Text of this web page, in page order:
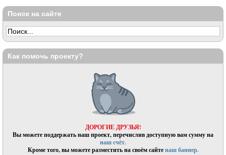
Поиск на сайте
Как помочь проекту?
ДОРОГИЕ ДРУЗЬЯ!
Вы можете поддержать наш проект, перечислив доступную вам сумму на
наш счёт.
Кроме того, вы можете разместить на своём сайтенаш баннер.